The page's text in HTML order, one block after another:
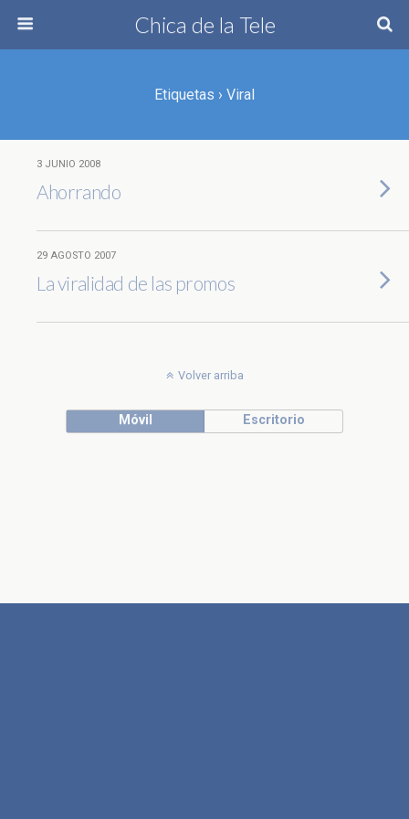
Chica de la Tele
Etiquetas › Viral
3 JUNIO 2008
Ahorrando
29 AGOSTO 2007
La viralidad de las promos
Volver arriba
Móvil Escritorio